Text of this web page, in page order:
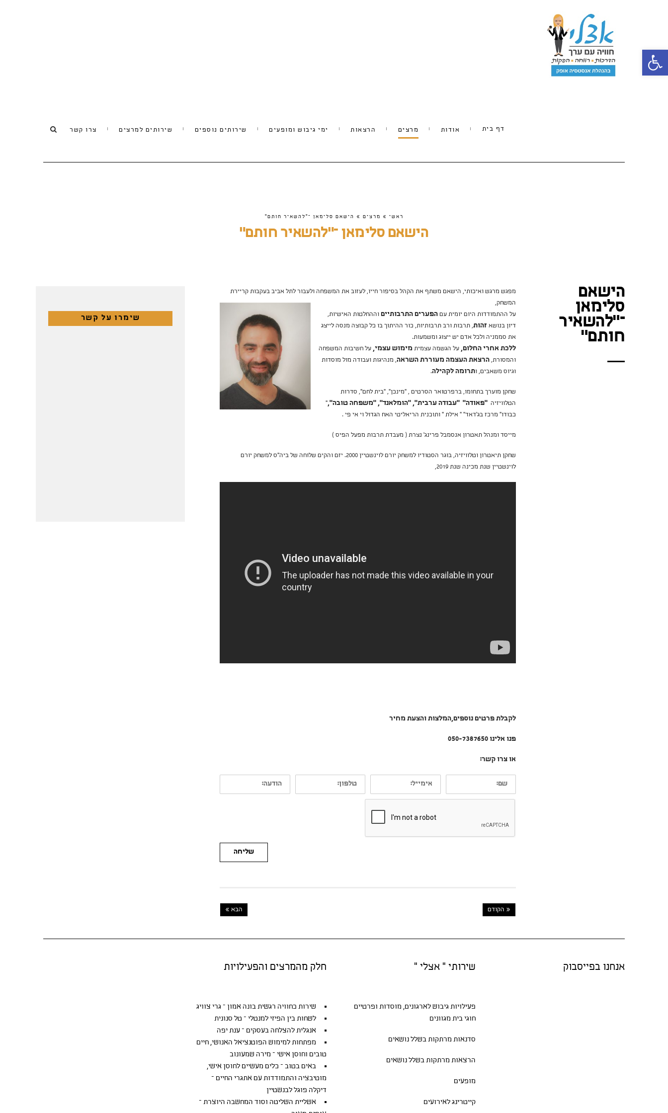
פתח סרגל נגישות
דף בית אודות מרצים הרצאות ימי גיבוש ומופעים שירותים נוספים שירותים למרצים צרו קשר
ראשי » מרצים » הישאם סלימאן –"להשאיר חותם"
הישאם סלימאן –"להשאיר חותם"
הישאם
סלימאן
–"להשאיר
חותם"
מפגש מרגש ואיכותי, הישאם משתף את הקהל בסיפור חייו, לעזוב את המשפחה ולעבור לתל אביב בעקבותקריירת
המשחק,
על ההתמודדות היום יומית עםהפערים התרבותיים וההחלטות האישיות,
דיון בנושא זהות, תרבות ורב תרבותיות, כור ההיתוך בו כל קבוצה מנסה לייצג
את סממניה ולכל אדם יש ייצוג ומשמעות.
ללכת אחרי החלום,על הגשמה עצמיתמימוש עצמי,על חשיבות המשפחה
והמסורת,הרצאת העצמה מעוררת השראה, מנהיגות ועבודה מול מוסדות
וגיוס משאבים, ותרומה לקהילה.
שחקן מוערך בתחומו, ברפרטואר הסרטים , "מינכן", "בית לחם", סדרות
הטלוויזיה "פאודה" "עבודה ערבית", "הומלאנד", "משפחה טובה","
כבודו" מרכז בג'דאד" " אילת " ותוכנית הריאליטי האח הגדול וי אי פי .
מייסד ומנהל תאטרון אנסמבל פרינג' נצרת ( מעבדת תרבות מפעל הפיס )
שחקן תיאטרון וטלוויזיה, בוגר הסטודיו למשחק יורם לוינשטיין 2000. יזם והקים שלוחה של ביה"ס למשחק יורם
לוינשטיין שנת מכינה שנת 2019,
לקבלת פרטים נוספים,המלצות והצעת מחיר
פנו אלינו 050-7387650
או צרו קשר:
שם: אימייל: טלפון: הודעה:
שליחה
« הקודם הבא »
שימרו על קשר
אנחנו בפייסבוק שירותי " אצלי "
פעילויות גיבושלארגונים, מוסדות ופרטיים
חוגי בית מגוונים
סדנאות מרתקות בשלל נושאים
הרצאות מרתקות בשלל נושאים
מופעים
קייטרינג לאירועים
חלק מהמרצים והפעילויות
שירות כחוויה רגשית בונה אמון – גרי צוויג
לשחות בין הפיזי למנטלי – טל סנונית
אנגלית להצלחה בעסקים – ענת יפה
מפתחות למימוש הפוטנציאל האנושי, חיים
טובים וחוסן אישי – מירה שמעונוב
באים בטוב – כלים מעשיים לחוסן אישי,
מוטיבציה והתמודדות עם אתגרי החיים –
דיקלה פוגל לבנשטיין
אשליית השליטה וסוד המחשבה היוצרת –